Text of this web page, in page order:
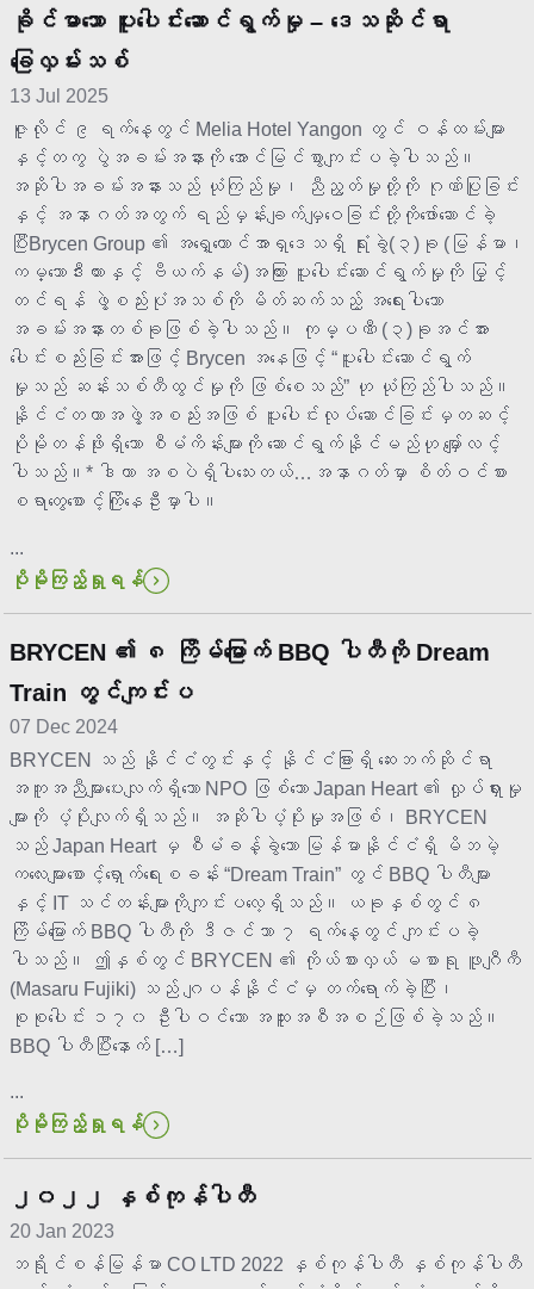
ခိုင်မာသော ပူးပေါင်းဆောင်ရွက်မှု – ဒေသဆိုင်ရာ
ခြေလှမ်းသစ်
13 Jul 2025
ဇူလိုင် ၉ ရက်နေ့တွင် Melia Hotel Yangon တွင် ဝန်ထမ်းများ
နှင့်တကွ ပွဲအခမ်းအနားကို အောင်မြင်စွာကျင်းပခဲ့ပါသည်။
အဆိုပါအခမ်းအနားသည် ယုံကြည်မှု၊ ညီညွတ်မှုတို့ကို ဂုဏ်ပြုခြင်း
နှင့် အနာဂတ်အတွက် ရည်မှန်းချက်မျှဝေခြင်းတို့ကိုဖော်ဆောင်ခဲ့
ပြီးBrycen Group ၏ အရှေ့တောင်အာရှဒေသရှိ ရုံးခွဲ(၃)ခု (မြန်မာ၊
ကမ္ဘောဒီးယားနှင့် ဗီယက်နမ်)အကြား ပူးပေါင်းဆောင်ရွက်မှုကို မြှင့်
တင်ရန် ဖွဲ့စည်းပုံအသစ်ကို မိတ်ဆက်သည့် အရေးပါသော
အခမ်းအနားတစ်ခုဖြစ်ခဲ့ပါသည်။ ကုမ္ပဏီ (၃)ခုအင်အား
ပေါင်းစည်းခြင်းအားဖြင့် Brycen အနေဖြင့် “ပူးပေါင်းဆောင်ရွက်
မှုသည် ဆန်းသစ်တီထွင်မှုကို ဖြစ်စေသည်” ဟု ယုံကြည်ပါသည်။
နိုင်ငံတကာအဖွဲ့အစည်းအဖြစ် ပူးပေါင်းလုပ်ဆောင်ခြင်းမှတဆင့်
ပိုမိုတန်ဖိုးရှိသော စီမံကိန်းများကို ဆောင်ရွက်နိုင်မည်ဟု မျှော်လင့်
ပါသည်။* ဒါဟာ အစပဲရှိပါသေးတယ်…အနာဂတ်မှာ စိတ်ဝင်စား
စရာတွေစောင့်ကြိုနေဦးမှာပါ။
...
ပိုမိုကြည့်ရှုရန်
BRYCEN ၏ ၈ ကြိမ်မြောက် BBQ ပါတီကို Dream
Train တွင်ကျင်းပ
07 Dec 2024
BRYCEN သည် နိုင်ငံတွင်းနှင့် နိုင်ငံခြားရှိ ဆေးဘက်ဆိုင်ရာ
အကူအညီများပေးလျက်ရှိသော NPO ဖြစ်သော Japan Heart ၏ လှုပ်ရှားမှု
များကို ပံ့ပိုးလျက်ရှိသည်။ အဆိုပါပံ့ပိုးမှုအဖြစ်၊ BRYCEN
သည် Japan Heart မှ စီမံခန့်ခွဲသော မြန်မာနိုင်ငံရှိ မိဘမဲ့
ကလေးများစောင့်ရှောက်ရေးစခန်း “Dream Train” တွင် BBQ ပါတီများ
နှင့် IT သင်တန်းများကိုကျင်းပလေ့ရှိသည်။ ယခုနှစ်တွင် ၈
ကြိမ်မြောက် BBQ ပါတီကို ဒီဇင်ဘာ ၇ ရက်နေ့တွင် ကျင်းပခဲ့
ပါသည်။ ဤနှစ်တွင် BRYCEN ၏ ကိုယ်စားလှယ် မစာရု ဖူဂျီကီ
(Masaru Fujiki) သည် ဂျပန်နိုင်ငံမှ တက်ရောက်ခဲ့ပြီး၊
စုစုပေါင်း ၁၇၀ ဦးပါဝင်သော အထူးအစီအစဉ်ဖြစ်ခဲ့သည်။
BBQ ပါတီပြီးနောက် […]
...
ပိုမိုကြည့်ရှုရန်
၂၀၂၂ နှစ်ကုန်ပါတီ
20 Jan 2023
ဘရိုင်စန်မြန်မာ CO LTD 2022 နှစ်ကုန်ပါတီ နှစ်ကုန်ပါတီ